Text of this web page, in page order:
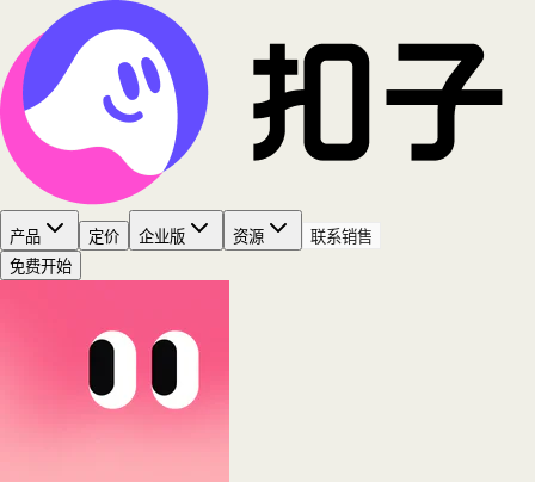
产品 定价 企业版 资源
联系销售
免费开始